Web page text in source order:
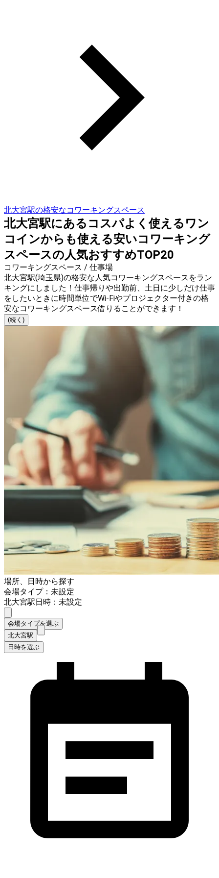
北大宮駅の格安なコワーキングスペース
北大宮駅にあるコスパよく使えるワン
コインからも使える安いコワーキング
スペースの人気おすすめTOP20
コワーキングスペース / 仕事場
北大宮駅(埼玉県)の格安な人気コワーキングスペースをラン
キングにしました！仕事帰りや出勤前、土日に少しだけ仕事
をしたいときに時間単位でWi-Fiやプロジェクター付きの格
安なコワーキングスペース借りることができます！
(続く)
場所、日時から探す
会場タイプ：未設定
北大宮駅日時：未設定
会場タイプを選ぶ
北大宮駅
日時を選ぶ